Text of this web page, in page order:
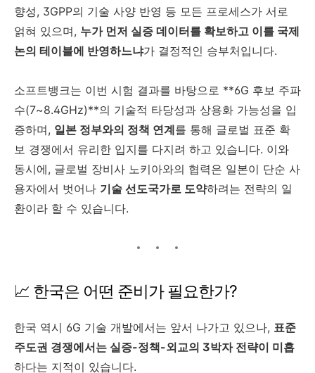
향성, 3GPP의 기술 사양 반영 등 모든 프로세스가 서로
얽혀 있으며, 누가 먼저 실증 데이터를 확보하고 이를 국제
논의 테이블에 반영하느냐가 결정적인 승부처입니다.
소프트뱅크는 이번 시험 결과를 바탕으로 **6G 후보 주파
수(7~8.4GHz)**의 기술적 타당성과 상용화 가능성을 입
증하며, 일본 정부와의 정책 연계를 통해 글로벌 표준 확
보 경쟁에서 유리한 입지를 다지려 하고 있습니다. 이와
동시에, 글로벌 장비사 노키아와의 협력은 일본이 단순 사
용자에서 벗어나 기술 선도국가로 도약하려는 전략의 일
환이라 할 수 있습니다.
📈 한국은 어떤 준비가 필요한가?
한국 역시 6G 기술 개발에서는 앞서 나가고 있으나, 표준
주도권 경쟁에서는 실증-정책-외교의 3박자 전략이 미흡
하다는 지적이 있습니다.